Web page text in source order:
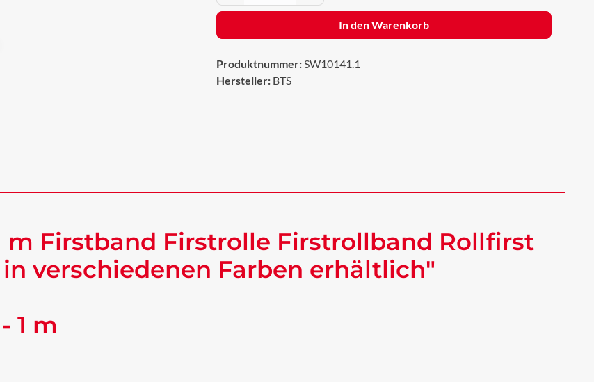
In den Warenkorb
Produktnummer:SW10141.1
Hersteller: BTS
Firstband Firstrolle Firstrollband Rollfirst
verschiedenen Farben erhältlich"
1 m